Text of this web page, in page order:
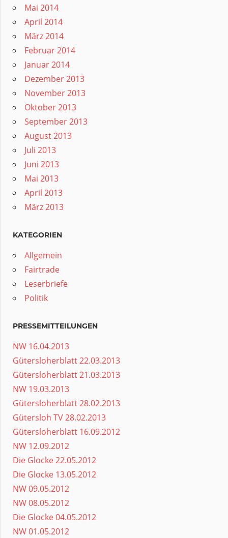
Mai 2014
April 2014
März 2014
Februar 2014
Januar 2014
Dezember 2013
November 2013
Oktober 2013
September 2013
August 2013
Juli 2013
Juni 2013
Mai 2013
April 2013
März 2013
KATEGORIEN
Allgemein
Fairtrade
Leserbriefe
Politik
PRESSEMITTEILUNGEN
NW 16.04.2013
Gütersloherblatt 22.03.2013
Gütersloherblatt 21.03.2013
NW 19.03.2013
Gütersloherblatt 28.02.2013
Gütersloh TV 28.02.2013
Gütersloherblatt 16.09.2012
NW 12.09.2012
Die Glocke 22.05.2012
Die Glocke 13.05.2012
NW 09.05.2012
NW 08.05.2012
Die Glocke 04.05.2012
NW 01.05.2012